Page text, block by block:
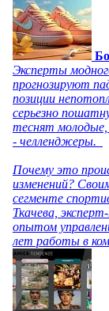
Эксперты
прогнозируют
позиции
серьезно
теснят
- челленджеры.
Почему это
изменений?
сегменте
Ткачева,
опытом
лет работы в